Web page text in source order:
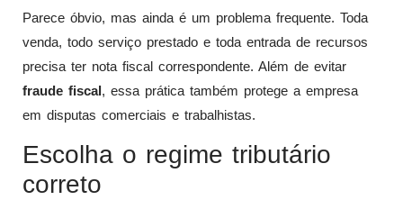
Parece óbvio, mas ainda é um problema frequente. Toda
venda, todo serviço prestado e toda entrada de recursos
precisa ter nota fiscal correspondente. Além de evitar
fraude fiscal, essa prática também protege a empresa
em disputas comerciais e trabalhistas.
Escolha o regime tributário
correto